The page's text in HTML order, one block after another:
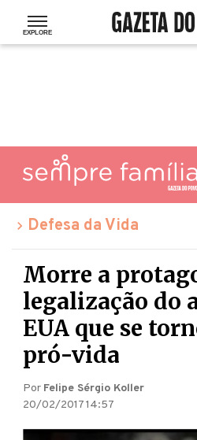
Defesa da Vida
Morre a
legalização do
EUA que se
pró-vida
Por Felipe Sérgio Koller
20/02/2017 14:57